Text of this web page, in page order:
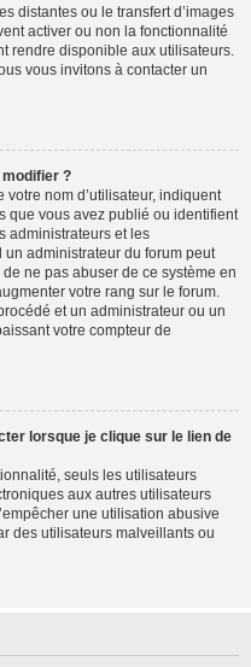
distantes ou le transfert d’images
activer ou non la fonctionnalité
rendre disponible aux utilisateurs.
vous invitons à contacter un
?
nom d’utilisateur, indiquent
que vous avez publié ou identifient
administrateurs et les
administrateur du forum peut
ne pas abuser de ce système en
votre rang sur le forum.
et un administrateur ou un
votre compteur de
lorsque je clique sur le lien de
seuls les utilisateurs
aux autres utilisateurs
une utilisation abusive
des utilisateurs malveillants ou